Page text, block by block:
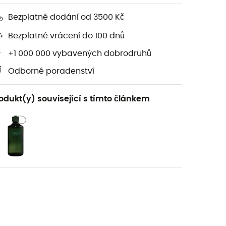
Bezplatné dodání od 3500 Kč
Bezplatné vrácení do 100 dnů
+1 000 000 vybavených dobrodruhů
Odborné poradenství
související s tímto článkem